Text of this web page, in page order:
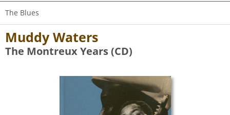
The Blues
Muddy Waters
The Montreux Years (CD)